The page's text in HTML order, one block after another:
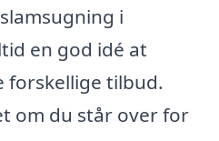
i
en god idé at
forskellige tilbud.
om du står over for